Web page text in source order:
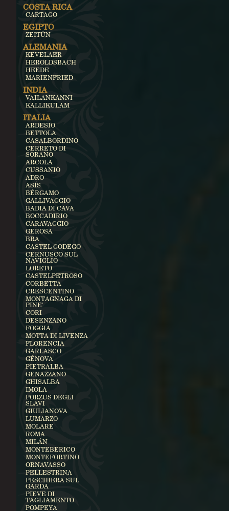
COSTA RICA
CARTAGO
EGIPTO
ZEITÚN
ALEMANIA
KEVELAER
HEROLDSBACH
HEEDE
MARIENFRIED
INDIA
VAILANKANNI
KALLIKULAM
ITALIA
ARDESIO
BETTOLA
CASALBORDINO
CERRETO DI
SORANO
ARCOLA
CUSSANIO
ADRO
ASÍS
BÉRGAMO
GALLIVAGGIO
BADIA DI CAVA
BOCCADIRIO
CARAVAGGIO
GEROSA
BRA
CASTEL GODEGO
CERNUSCO SUL
NAVIGLIO
LORETO
CASTELPETROSO
CORBETTA
CRESCENTINO
MONTAGNAGA DI
PINE'
CORI
DESENZANO
FOGGIA
MOTTA DI LIVENZA
FLORENCIA
GARLASCO
GÉNOVA
PIETRALBA
GENAZZANO
GHISALBA
IMOLA
PORZUS DEGLI
SLAVI
GIULIANOVA
LUMARZO
MOLARE
ROMA
MILÁN
MONTEBERICO
MONTEFORTINO
ORNAVASSO
PELLESTRINA
PESCHIERA SUL
GARDA
PIEVE DI
TAGLIAMENTO
POMPEYA